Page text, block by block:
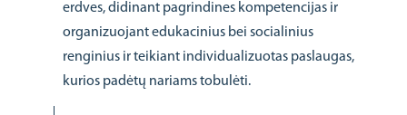
erdves, didinant pagrindines kompetencijas ir
organizuojant edukacinius bei socialinius
renginius ir teikiant individualizuotas paslaugas,
kurios padėtų nariams tobulėti.